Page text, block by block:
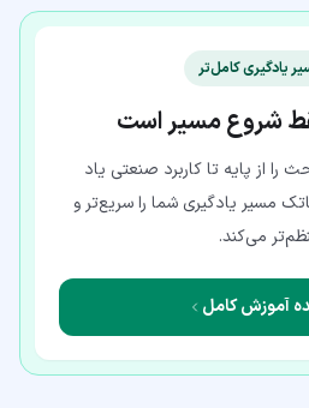
یادگیری کامل‌تر
شروع مسیر است
را از پایه تا کاربرد صنعتی یاد
مسیر یادگیری شما را سریع‌تر و
می‌کند.
آموزش کامل